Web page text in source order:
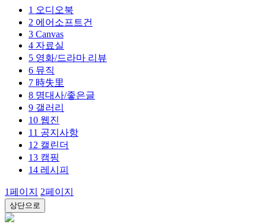
1 오디오북
2 에어소프트건
3 Canvas
4 자료실
5 영화/드라마 리뷰
6 뮤직
7 時失里
8 명대사/좋은글
9 갤러리
10 웹진
11 공지사항
12 캘린더
13 캠핑
14 레시피
1페이지 2페이지
상단으로